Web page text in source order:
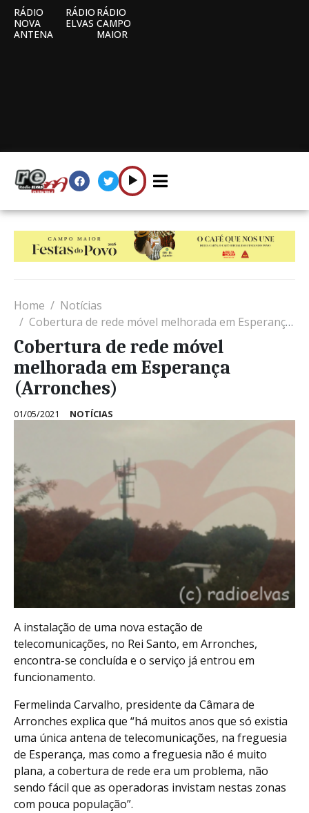
RÁDIO
NOVA
ANTENA
RÁDIO
ELVAS
RÁDIO
CAMPO
MAIOR
Home
Notícias
Cobertura de rede móvel melhorada em Esperança (Arronches)
Cobertura de rede móvel
melhorada em Esperança
(Arronches)
01/05/2021 NOTÍCIAS
A instalação de uma nova estação de
telecomunicações, no Rei Santo, em Arronches,
encontra-se concluída e o serviço já entrou em
funcionamento.
Fermelinda Carvalho, presidente da Câmara de
Arronches explica que “há muitos anos que só existia
uma única antena de telecomunicações, na freguesia
de Esperança, mas como a freguesia não é muito
plana, a cobertura de rede era um problema, não
sendo fácil que as operadoras invistam nestas zonas
com pouca população”.